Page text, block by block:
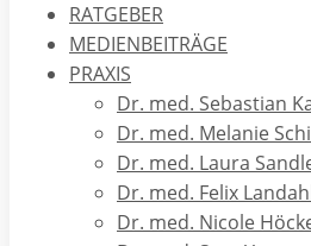
RATGEBER
MEDIENBEITRÄGE
PRAXIS
Dr. med. Sebastian
Dr. med. Melanie
Dr. med. Laura
Dr. med. Felix
Dr. med. Nicole
Konkret kann das tausendfache
Tätowiernadel pro Minute in
die sogenannte Lederhaut, bei
Hygienestandards zu weiteren
führen. Gefährlich ist insbesondere
Übertragung von Virusinfektionen
(Leberentzündung) oder HIV. Aber
Infektionen an der Einstichstelle